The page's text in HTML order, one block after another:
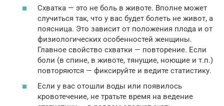
Схватка — это не боль в животе. Вполне может
случиться так, что у вас будет болеть не живот, а
поясница. Это зависит от положения плода и от
физиологических особенностей женщины.
Главное свойство схватки — повторение. Если
боли (в спине, в животе, тянущие, ноющие и т.п.)
повторяются — фиксируйте и ведите статистику.
Если у вас отошли воды или появилось
кровотечение, не тратьте время на ведение